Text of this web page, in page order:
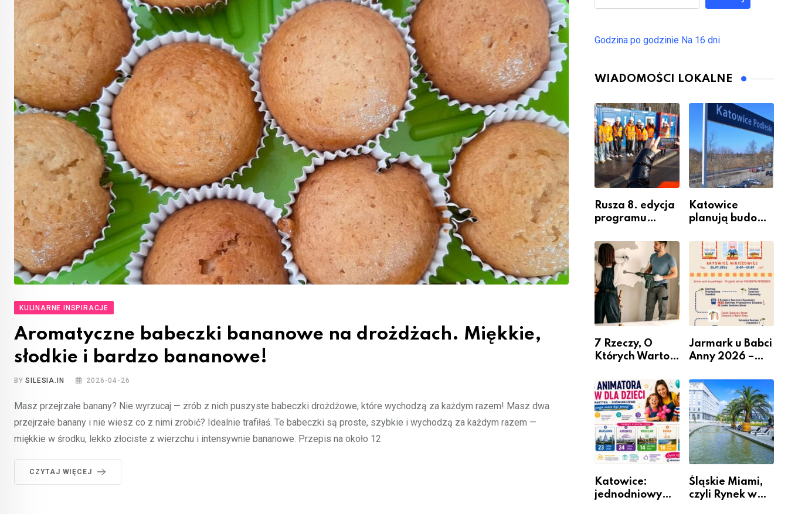
KULINARNE INSPIRACJE
Aromatyczne babeczki bananowe na drożdżach. Miękkie,
słodkie i bardzo bananowe!
BYSILESIA.IN 2026-04-26
Masz przejrzałe banany? Nie wyrzucaj — zrób z nich puszyste babeczki drożdżowe, które wychodzą za każdym razem! Masz dwa
przejrzałe banany i nie wiesz co z nimi zrobić? Idealnie trafiłaś. Te babeczki są proste, szybkie i wychodzą za każdym razem —
miękkie w środku, lekko złociste z wierzchu i intensywnie bananowe. Przepis na około 12
CZYTAJ WIĘCEJ
Godzina po godzinie Na 16 dni
WIADOMOŚCI LOKALNE
Rusza 8. edycja
programu
Miastem
Fachowców” –
nabór dla
przedsiębiorców
Katowice
planują budowę
przesiadkoweg
o w Podlesiu
7 Rzeczy, O
Których Warto
Remontem
Mieszkania
Jarmark u Babci
Anny 2026 –
Katowice:
jednodniowy
Śląskie Miami,
czyli Rynek w